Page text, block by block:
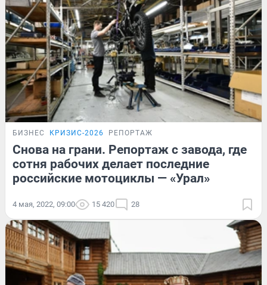
БИЗНЕС КРИЗИС-2026 РЕПОРТАЖ
Снова на грани. Репортаж с завода, где
сотня рабочих делает последние
российские мотоциклы — «Урал»
4 мая, 2022, 09:00 15 420 28